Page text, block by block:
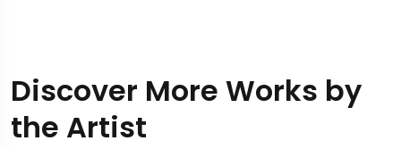
Discover More Works by
the Artist